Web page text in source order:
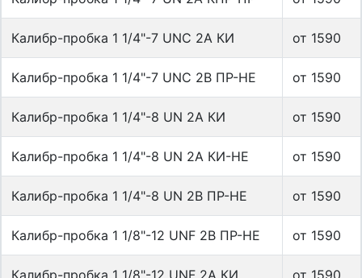
Калибр-пробка 1 1/4"-7 UNC 2A КИ от 1590
Калибр-пробка 1 1/4"-7 UNC 2B ПР-НЕ от 1590
Калибр-пробка 1 1/4"-8 UN 2A КИ от 1590
Калибр-пробка 1 1/4"-8 UN 2A КИ-НЕ от 1590
Калибр-пробка 1 1/4"-8 UN 2B ПР-НЕ от 1590
Калибр-пробка 1 1/8"-12 UNF 2B ПР-НЕ от 1590